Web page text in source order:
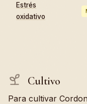
Estrés
oxidativo
Cultivo
Para cultivar